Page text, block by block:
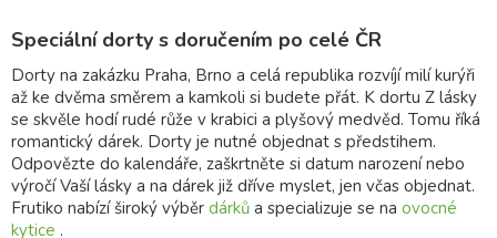
Speciální dorty s doručením po celé ČR
Dorty na zakázku Praha, Brno a celá republika rozvíjí milí kurýři
až ke dvěma směrem a kamkoli si budete přát. K dortu Z lásky
se skvěle hodí rudé růže v krabici a plyšový medvěd. Tomu říká
romantický dárek. Dorty je nutné objednat s předstihem.
Odpovězte do kalendáře, zaškrtněte si datum narození nebo
výročí Vaší lásky a na dárek již dříve myslet, jen včas objednat.
Frutiko nabízí široký výběr dárků a specializuje se na ovocné
kytice .